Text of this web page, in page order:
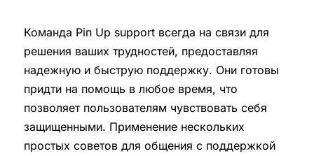
Команда Pin Up support всегда на связи для
решения ваших трудностей, предоставляя
надежную и быструю поддержку. Они готовы
придти на помощь в любое время, что
позволяет пользователям чувствовать себя
защищенными. Применение нескольких
простых советов для общения с поддержкой